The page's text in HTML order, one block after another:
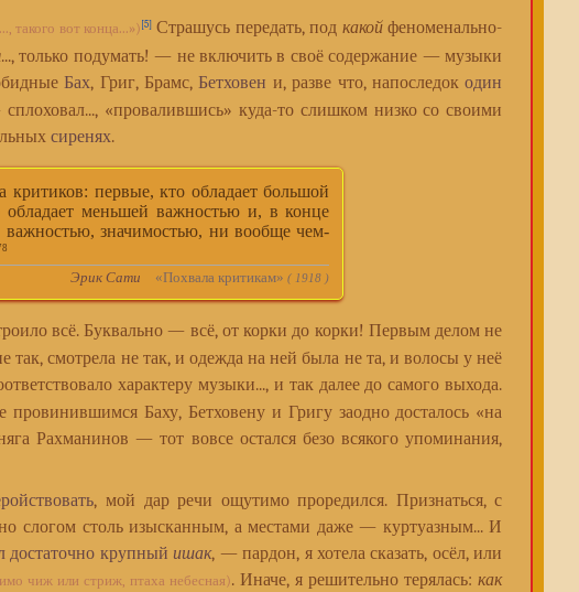
такого вот конца...»)[5] Страшусь передать, под какойфеноменально-
..., только подумать! — не включить в своё содержание — музыки
Бах, Григ, Брамс,Бетховен и, разве что, напоследокодин
«провалившись» куда-то слишком низко со своими
сиренях.
первые, кто обладает большой
меньшей важностью и, в конце
важностью, значимостью, ни вообще чем-
Эрик Сати «Похвала критикам»( 1918 )
всё. Буквально — всё, от корки до корки! Первым делом не
так, смотрела не так, и одежда на ней была не та, и волосы у неё
характеру музыки..., и так далее до самого выхода.
Баху, Бетховену и Григу заодно досталось «на
Рахманинов — тот вовсе остался безо всякого упоминания,
, мой дар речи ощутимо проредился. Признаться, с
слогом столь изысканным, а местами даже — куртуазным... И
достаточно крупный ишак, — пардон, я хотела сказать, осёл, или
чиж или стриж, птаха небесная). Иначе, я решительно терялась:как